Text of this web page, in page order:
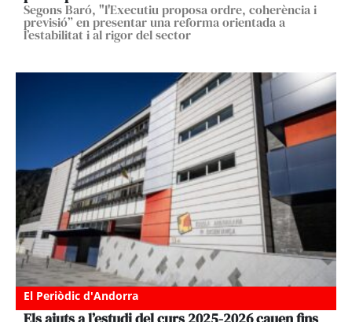
Segons Baró, "l'Executiu proposa ordre, coherència i
previsió” en presentar una reforma orientada a
l’estabilitat i al rigor del sector
El Periòdic d'Andorra